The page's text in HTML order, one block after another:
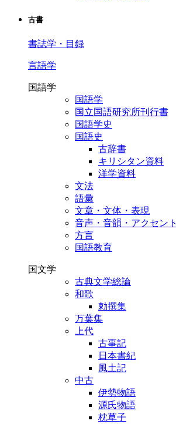
古書
書誌学・目録
言語学
国語学
国語学
国立国語研究所刊行書
国語学史
国語史
古辞書
キリシタン資料
洋学資料
文法
語彙
文章・文体・表現
音声・音韻・アクセント
方言
国語教育
国文学
古典文学総論
和歌
勅撰集
万葉集
上代
古事記
日本書紀
風土記
中古
伊勢物語
源氏物語
枕草子